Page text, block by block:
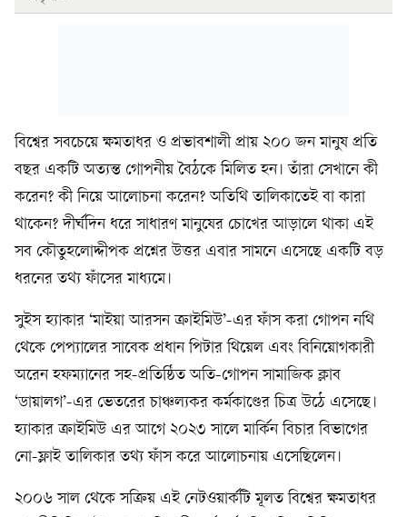
বিশ্বের সবচেয়ে ক্ষমতাধর ও প্রভাবশালী প্রায় ২০০ জন মানুষ প্রতি
বছর একটি অত্যন্ত গোপনীয় বৈঠকে মিলিত হন। তাঁরা সেখানে কী
করেন? কী নিয়ে আলোচনা করেন? অতিথি তালিকাতেই বা কারা
থাকেন? দীর্ঘদিন ধরে সাধারণ মানুষের চোখের আড়ালে থাকা এই
সব কৌতুহলোদ্দীপক প্রশ্নের উত্তর এবার সামনে এসেছে একটি বড়
ধরনের তথ্য ফাঁসের মাধ্যমে।
সুইস হ্যাকার ‘মাইয়া আরসন ক্রাইমিউ’-এর ফাঁস করা গোপন নথি
থেকে পেপ্যালের সাবেক প্রধান পিটার থিয়েল এবং বিনিয়োগকারী
অরেন হফম্যানের সহ-প্রতিষ্ঠিত অতি-গোপন সামাজিক ক্লাব
‘ডায়ালগ’-এর ভেতরের চাঞ্চল্যকর কর্মকাণ্ডের চিত্র উঠে এসেছে।
হ্যাকার ক্রাইমিউ এর আগে ২০২৩ সালে মার্কিন বিচার বিভাগের
নো-ফ্লাই তালিকার তথ্য ফাঁস করে আলোচনায় এসেছিলেন।
২০০৬ সাল থেকে সক্রিয় এই নেটওয়ার্কটি মূলত বিশ্বের ক্ষমতাধর